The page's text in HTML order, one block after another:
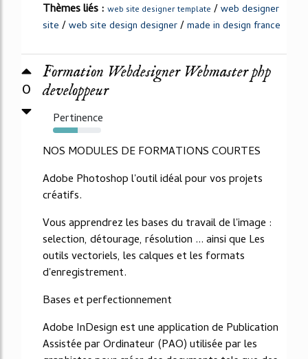
Thèmes liés : web site designer template /web designer
site /web site design designer/made in design france
0
Formation Webdesigner Webmaster php
developpeur
Pertinence
52%
NOS MODULES DE FORMATIONS COURTES
Adobe Photoshop l'outil idéal pour vos projets
créatifs.
Vous apprendrez les bases du travail de l'image :
selection, détourage, résolution ... ainsi que Les
outils vectoriels, les calques et les formats
d'enregistrement.
Bases et perfectionnement
Adobe InDesign est une application de Publication
Assistée par Ordinateur (PAO) utilisée par les